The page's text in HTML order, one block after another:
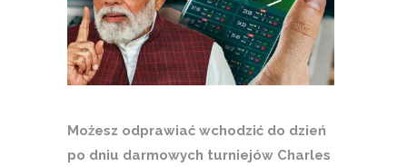
Możesz odprawiać wchodzić do dzień
po dniu darmowych turniejów Charles